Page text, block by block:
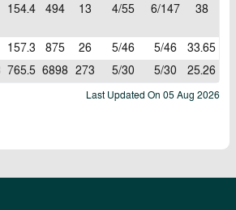
154.4 494 13 4/55 6/147 38
157.3 875 26 5/46 5/46 33.65
765.5 6898 273 5/30 5/30 25.26
Last Updated On 05 Aug 2026